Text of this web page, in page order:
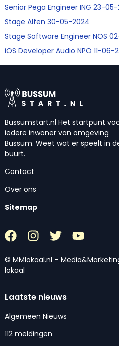
Senior Pega Engineer ING 23-
Stage Alfen 30-05-2024
Stage Software Engineer NOS
iOS Developer Audio NPO 11-06-
Bussumstart.nl Het startpunt
iedere inwoner van omgeving
Bussum. Weet wat er speelt in
buurt.
Contact
Over ons
Sitemap
© MMlokaal.nl –
lokaal
Laatste nieuws
Algemeen Nieuws
112 meldingen